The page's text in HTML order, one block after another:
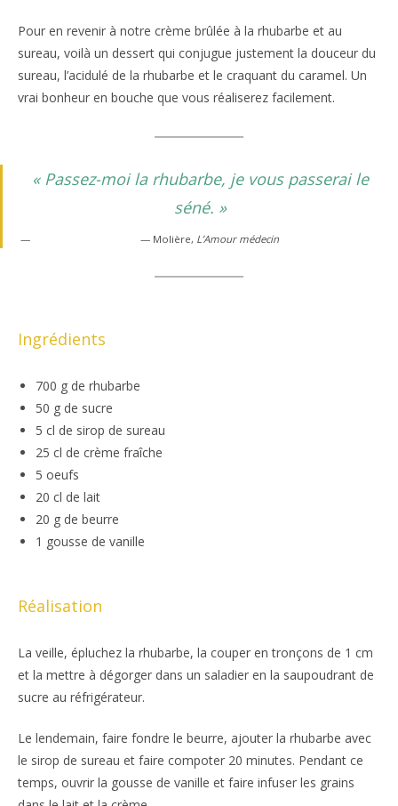
Pour en revenir à notre crème brûlée à la rhubarbe et au
sureau, voilà un dessert qui conjugue justement la douceur du
sureau, l’acidulé de la rhubarbe et le craquant du caramel. Un
vrai bonheur en bouche que vous réaliserez facilement.
« Passez-moi la rhubarbe, je vous passerai le
séné. »
— Molière, L’Amour médecin
Ingrédients
700 g de rhubarbe
50 g de sucre
5 cl de sirop de sureau
25 cl de crème fraîche
5 oeufs
20 cl de lait
20 g de beurre
1 gousse de vanille
Réalisation
La veille, épluchez la rhubarbe, la couper en tronçons de 1 cm
et la mettre à dégorger dans un saladier en la saupoudrant de
sucre au réfrigérateur.
Le lendemain, faire fondre le beurre, ajouter la rhubarbe avec
le sirop de sureau et faire compoter 20 minutes. Pendant ce
temps, ouvrir la gousse de vanille et faire infuser les grains